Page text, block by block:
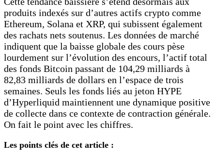
produits indexés sur d’autres actifs crypto comme
Ethereum, Solana et XRP, qui subissent également
des rachats nets soutenus. Les données de marché
indiquent que la baisse globale des cours pèse
lourdement sur l’évolution des encours, l’actif total
des fonds Bitcoin passant de 104,29 milliards à
82,83 milliards de dollars en l’espace de trois
semaines. Seuls les fonds liés au jeton HYPE
d’Hyperliquid maintiennent une dynamique positive
de collecte dans ce contexte de contraction générale.
On fait le point avec les chiffres.
Les points clés de cet article :